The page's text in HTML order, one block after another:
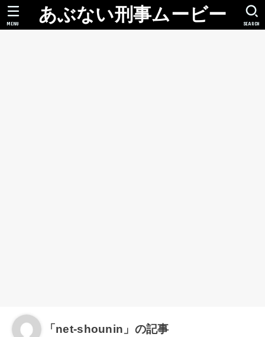
あぶない刑事ムービー SEARCH
MENU
「net-shounin」の記事